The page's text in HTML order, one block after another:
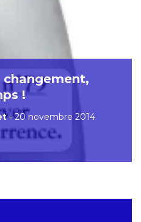
changement,
!
- 20 novembre 2014